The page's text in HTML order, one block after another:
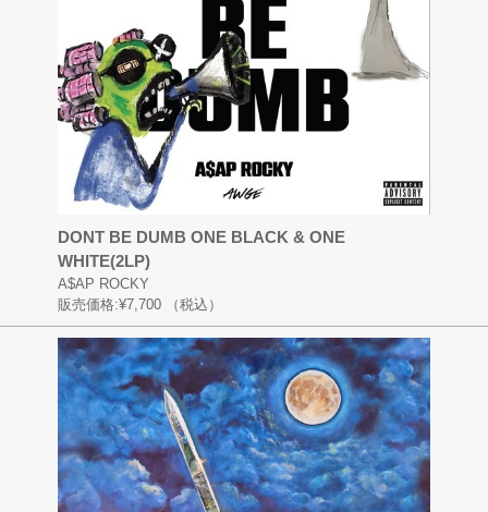
DONT BE DUMB ONE BLACK & ONE
WHITE(2LP)
A$AP ROCKY
販売価格:¥7,700 （税込）